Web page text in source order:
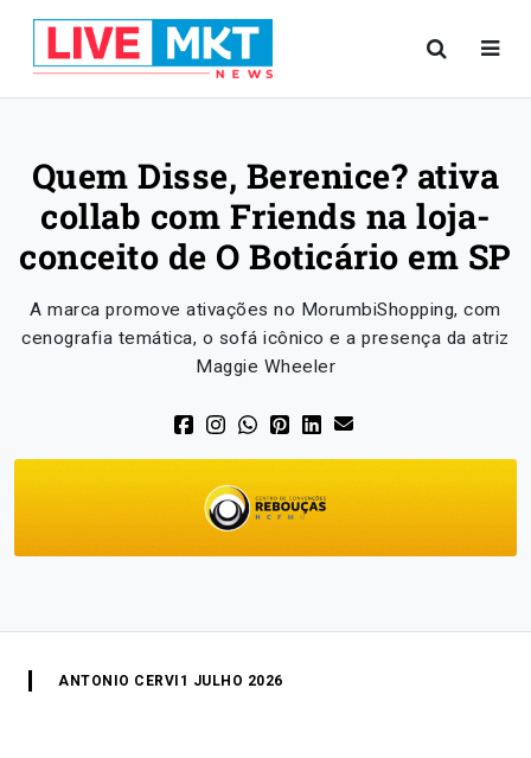
Quem Disse, Berenice? ativa
collab com Friends na loja-
conceito de O Boticário em SP
A marca promove ativações no MorumbiShopping, com
cenografia temática, o sofá icônico e a presença da atriz
Maggie Wheeler
ANTONIO CERVI 1 JULHO 2026